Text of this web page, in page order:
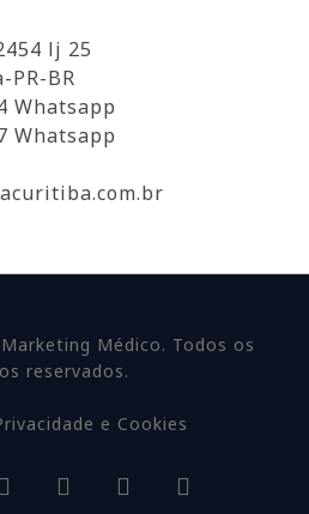
lj 25
BR
Whatsapp
Whatsapp
Médico. Todos os
reservados.
e Cookies
youtubegoogle-instagramwhatsapp